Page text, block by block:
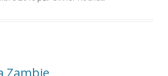
Zambie